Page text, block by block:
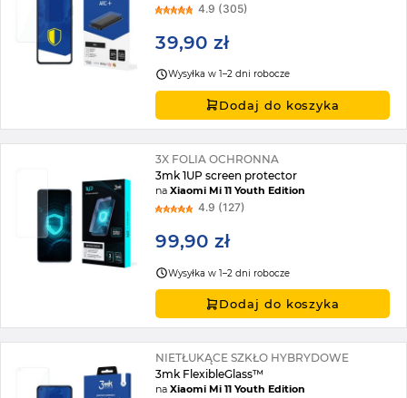
4.9 (305)
39,90 zł
Wysyłka w 1–2 dni robocze
Dodaj do koszyka
3X FOLIA OCHRONNA
3mk 1UP screen protector
naXiaomi Mi 11 Youth Edition
4.9 (127)
99,90 zł
Wysyłka w 1–2 dni robocze
Dodaj do koszyka
NIETŁUKĄCE SZKŁO HYBRYDOWE
3mk FlexibleGlass™
naXiaomi Mi 11 Youth Edition